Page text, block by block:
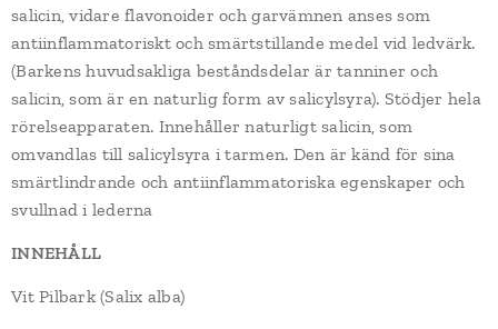
salicin, vidare flavonoider och garvämnen anses som
antiinflammatoriskt och smärtstillande medel vid ledvärk.
(Barkens huvudsakliga beståndsdelar är tanniner och
salicin, som är en naturlig form av salicylsyra). Stödjer hela
rörelseapparaten. Innehåller naturligt salicin, som
omvandlas till salicylsyra i tarmen. Den är känd för sina
smärtlindrande och antiinflammatoriska egenskaper och
svullnad i lederna
INNEHÅLL
Vit Pilbark (Salix alba)